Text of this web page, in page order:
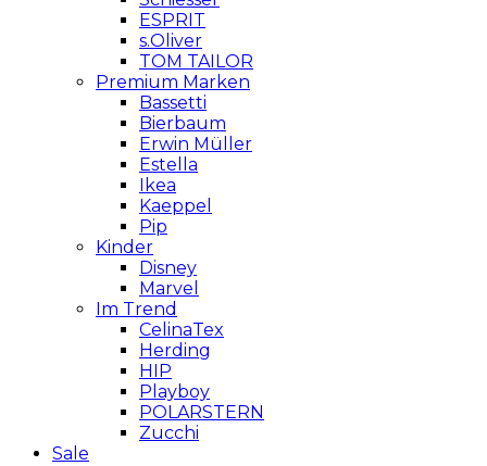
ESPRIT
s.Oliver
TOM TAILOR
Premium Marken
Bassetti
Bierbaum
Erwin Müller
Estella
Ikea
Kaeppel
Pip
Kinder
Disney
Marvel
Im Trend
CelinaTex
Herding
HIP
Playboy
POLARSTERN
Zucchi
Sale